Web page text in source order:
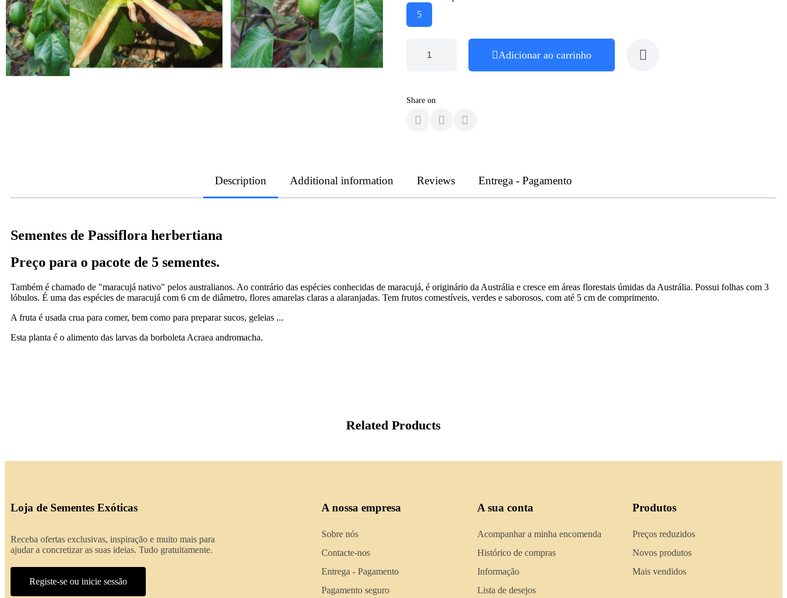
5
Adicionar ao carrinho
Share on
Description Additional information Reviews Entrega - Pagamento
Sementes de Passiflora herbertiana
Preço para o pacote de 5 sementes.
Também é chamado de "maracujá nativo" pelos australianos. Ao contrário das espécies conhecidas de maracujá, é originário da Austrália e cresce em áreas florestais úmidas da Austrália. Possui folhas com 3
lóbulos. É uma das espécies de maracujá com 6 cm de diâmetro, flores amarelas claras a alaranjadas. Tem frutos comestíveis, verdes e saborosos, com até 5 cm de comprimento.
A fruta é usada crua para comer, bem como para preparar sucos, geleias ...
Esta planta é o alimento das larvas da borboleta Acraea andromacha.
Related Products
Loja de Sementes Exóticas
Receba ofertas exclusivas, inspiração e muito mais para
ajudar a concretizar as suas ideias. Tudo gratuitamente.
Registe-se ou inicie sessão
A nossa empresa
Sobre nós
Contacte-nos
Entrega - Pagamento
Pagamento seguro
A sua conta
Acompanhar a minha encomenda
Histórico de compras
Informação
Lista de desejos
Produtos
Preços reduzidos
Novos produtos
Mais vendidos